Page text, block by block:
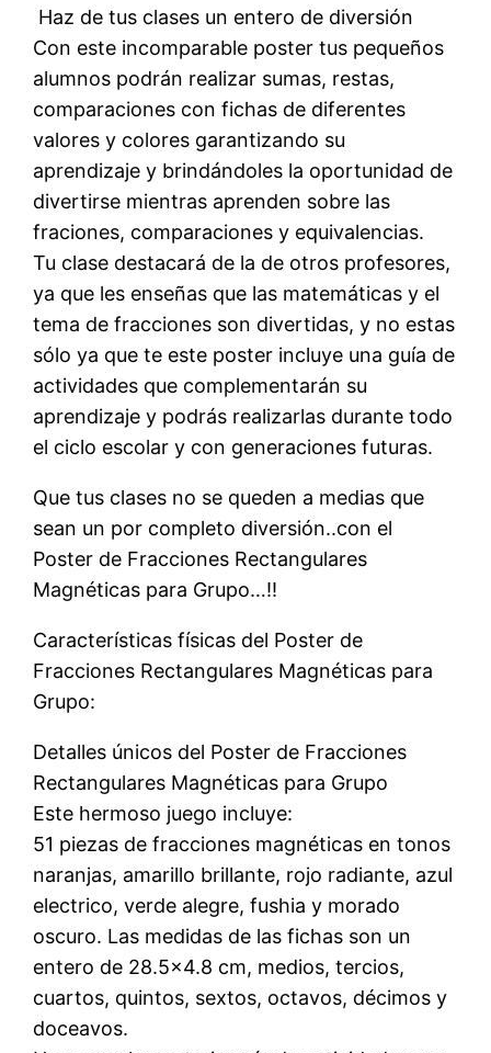
 Haz de tus clases un entero de diversión
Con este incomparable poster tus pequeños
alumnos podrán realizar sumas, restas,
comparaciones con fichas de diferentes
valores y colores garantizando su
aprendizaje y brindándoles la oportunidad de
divertirse mientras aprenden sobre las
fraciones, comparaciones y equivalencias.
Tu clase destacará de la de otros profesores,
ya que les enseñas que las matemáticas y el
tema de fracciones son divertidas, y no estas
sólo ya que te este poster incluye una guía de
actividades que complementarán su
aprendizaje y podrás realizarlas durante todo
el ciclo escolar y con generaciones futuras.
Que tus clases no se queden a medias que
sean un por completo diversión..con el
Poster de Fracciones Rectangulares
Magnéticas para Grupo…!!
Características físicas del Poster de
Fracciones Rectangulares Magnéticas para
Grupo:
Detalles únicos del Poster de Fracciones
Rectangulares Magnéticas para Grupo
Este hermoso juego incluye:
51 piezas de fracciones magnéticas en tonos
naranjas, amarillo brillante, rojo radiante, azul
electrico, verde alegre, fushia y morado
oscuro. Las medidas de las fichas son un
entero de 28.5×4.8 cm, medios, tercios,
cuartos, quintos, sextos, octavos, décimos y
doceavos.